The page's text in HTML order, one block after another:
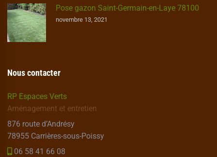
Pose gazon Saint-Germain-en-Laye 78100
novembre 13, 2021
Nous contacter
RP Espaces Verts
Aménagement et entretien
876 route d’Andrésy
78955 Carrières-sous-Poissy
06 58 41 66 08